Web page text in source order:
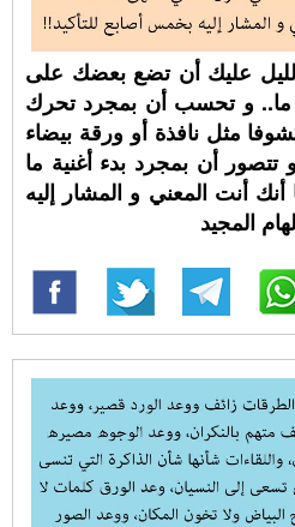
عليك أن تضع بعضك على
ما.. و تحسب أن بمجرد تحرك
مثل نافذة أو ورقة بيضاء
أن بمجرد بدء أغنية ما
أنت المعني و المشار إليه
المجيد